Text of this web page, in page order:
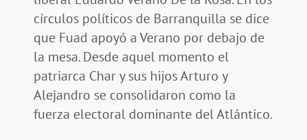
círculos políticos de Barranquilla se dice
que Fuad apoyó a Verano por debajo de
la mesa. Desde aquel momento el
patriarca Char y sus hijos Arturo y
Alejandro se consolidaron como la
fuerza electoral dominante del Atlántico.